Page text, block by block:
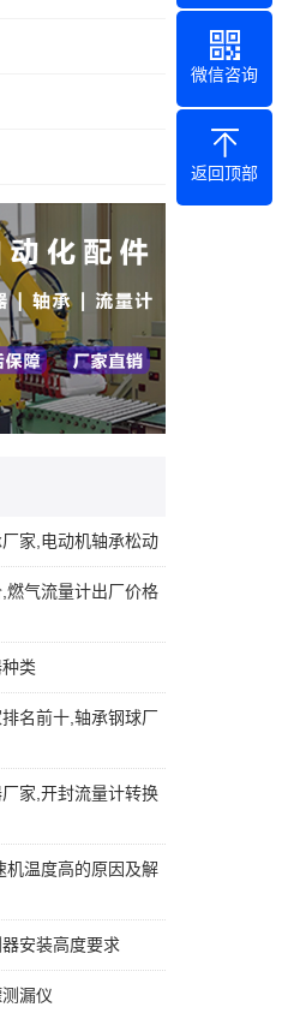
家,电动机轴承松动
燃气流量计出厂价格
类
名前十,轴承钢球厂
家,开封流量计转换
机温度高的原因及解
安装高度要求
漏仪
微信咨询
返回顶部